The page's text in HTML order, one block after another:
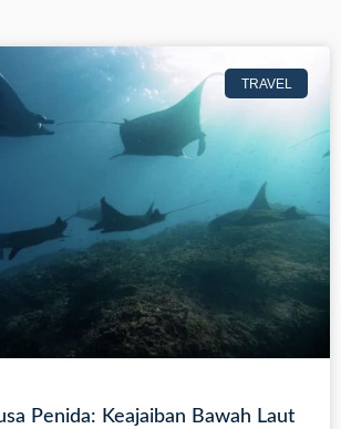
TRAVEL
Penida: Keajaiban Bawah Laut